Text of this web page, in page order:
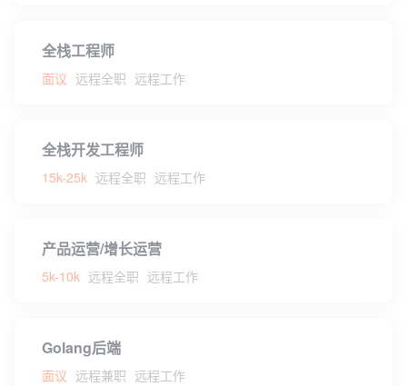
全栈工程师
面议 远程全职 远程工作
全栈开发工程师
15k-25k 远程全职 远程工作
产品运营/增长运营
5k-10k 远程全职 远程工作
Golang后端
面议 远程兼职 远程工作